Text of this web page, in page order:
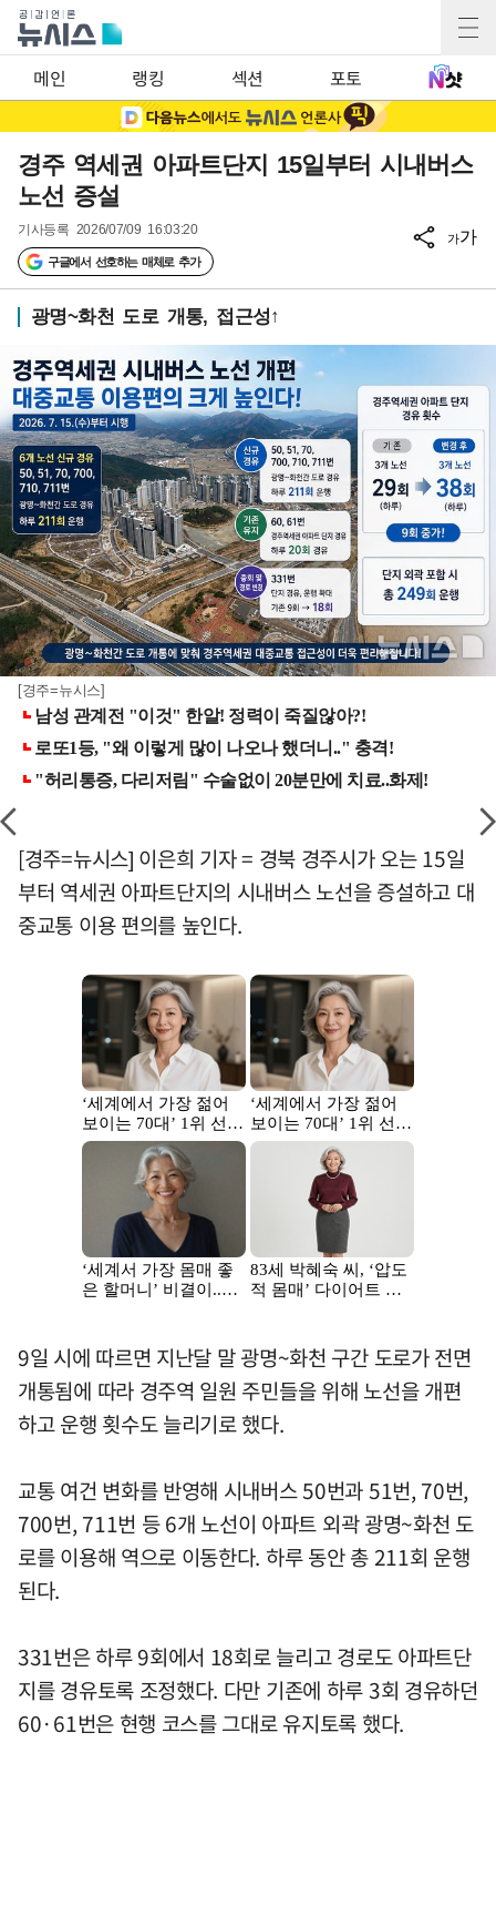
메인 랭킹 섹션 포토
경주 역세권 아파트단지 15일부터 시내버스
노선 증설
기사등록 2026/07/09 16:03:20
구글에서 선호하는 매체로 추가
가가
광명~화천 도로 개통, 접근성↑
[경주=뉴시스]
[경주=뉴시스] 이은희 기자 = 경북 경주시가 오는 15일
부터 역세권 아파트단지의 시내버스 노선을 증설하고 대
중교통 이용 편의를 높인다.
9일 시에 따르면 지난달 말 광명~화천 구간 도로가 전면
개통됨에 따라 경주역 일원 주민들을 위해 노선을 개편
하고 운행 횟수도 늘리기로 했다.
교통 여건 변화를 반영해 시내버스 50번과 51번, 70번,
700번, 711번 등 6개 노선이 아파트 외곽 광명~화천 도
로를 이용해 역으로 이동한다. 하루 동안 총 211회 운행
된다.
331번은 하루 9회에서 18회로 늘리고 경로도 아파트단
지를 경유토록 조정했다. 다만 기존에 하루 3회 경유하던
60·61번은 현행 코스를 그대로 유지토록 했다.